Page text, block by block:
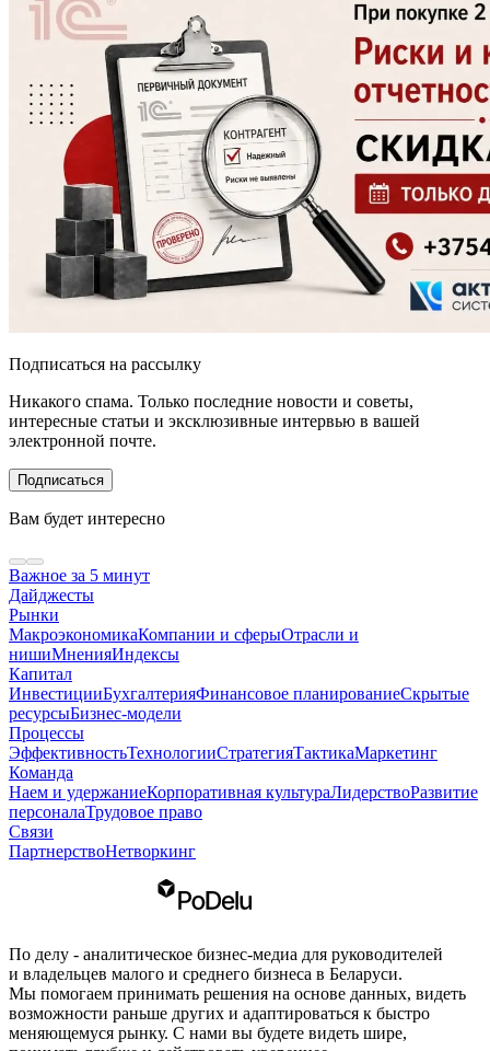
Подписаться на рассылку
Никакого спама. Только последние новости и советы,
интересные статьи и эксклюзивные интервью в вашей
электронной почте.
Подписаться
Вам будет интересно
Важное за 5 минут
Дайджесты
Рынки
МакроэкономикаКомпании и сферыОтрасли и
нишиМненияИндексы
Капитал
ИнвестицииБухгалтерияФинансовое планированиеСкрытые
ресурсыБизнес-модели
Процессы
ЭффективностьТехнологииСтратегияТактикаМаркетинг
Команда
Наем и удержаниеКорпоративная культураЛидерствоРазвитие
персоналаТрудовое право
Связи
ПартнерствоНетворкинг
По делу - аналитическое бизнес-медиа для руководителей
и владельцев малого и среднего бизнеса в Беларуси.
Мы помогаем принимать решения на основе данных, видеть
возможности раньше других и адаптироваться к быстро
меняющемуся рынку. С нами вы будете видеть шире,